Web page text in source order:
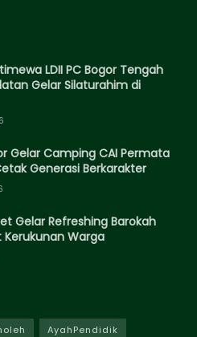
LDII PC Bogor Tengah
Gelar Silaturahim di
Gelar Camping CAI Permata
Generasi Berkarakter
Gelar Refreshing Barokah
Warga
AyahPendidik